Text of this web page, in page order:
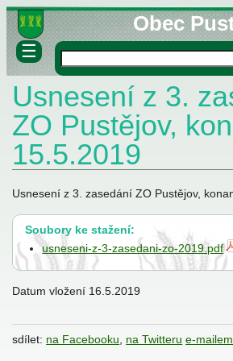
Obec
☰
informace
Usnesení z 3.
ZO Pustějov,
15.5.2019
Usnesení z 3. zasedání ZO Pustějov,
Soubory ke stažení:
usneseni-z-3-zasedani-zo-2019.pdf
Datum vložení 16.5.2019
sdílet: na Facebooku na Twitteru e-mailem